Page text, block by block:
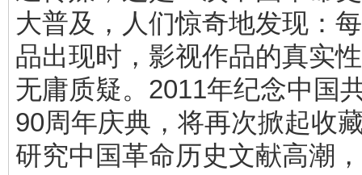
大普及，人们惊奇地发现：
品出现时，影视作品的真实
无庸质疑。2011年纪念中国
90周年庆典，将再次掀起收
研究中国革命历史文献高潮